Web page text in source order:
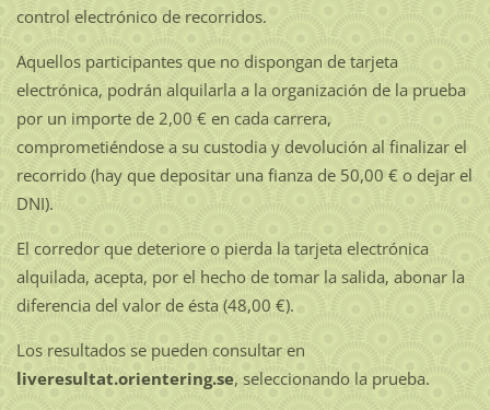
control electrónico de recorridos.
Aquellos participantes que no dispongan de tarjeta
electrónica, podrán alquilarla a la organización de la prueba
por un importe de 2,00 € en cada carrera,
comprometiéndose a su custodia y devolución al finalizar el
recorrido (hay que depositar una fianza de 50,00 € o dejar el
DNI).
El corredor que deteriore o pierda la tarjeta electrónica
alquilada, acepta, por el hecho de tomar la salida, abonar la
diferencia del valor de ésta (48,00 €).
Los resultados se pueden consultar en
liveresultat.orientering.se, seleccionando la prueba.